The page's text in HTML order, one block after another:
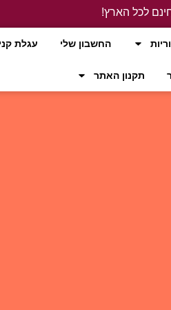
לכל הארץ!
החשבון שלי עגלת
תקנון האתר